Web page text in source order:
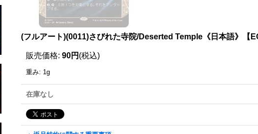
(フルアート)(0011)さびれた寺院/Deserted Temple《日本語》【
販売価格: 90円 (税込)
重み: 1g
在庫なし